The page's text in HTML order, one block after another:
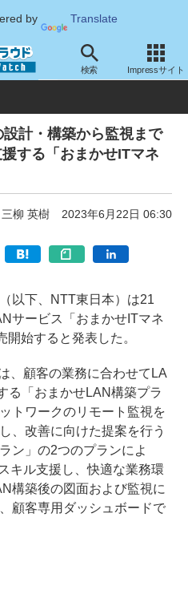
by Translate
検索 Impressサイト
その他
計・構築から監視まで
する「おまかせITマネ
三柳 英樹 2023年6月22日 06:30
以下、NTT東日本）は21
サービス「おまかせITマネ
始すると発表した。
、顧客の業務に合わせてLA
る「おまかせLAN構築プラ
トワークのリモート監視を
、改善に向けた提案を行う
ン」の2つのプランによ
キル支援し、快適な業務環
構築後の図面および監視に
顧客専用ダッシュボードで